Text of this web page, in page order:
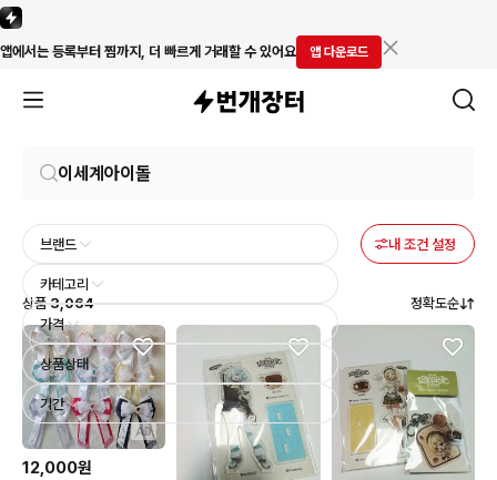
앱에서는 등록부터 찜까지, 더 빠르게 거래할 수 있어요 앱 다운로드
브랜드
카테고리
가격
상품상태
기간
내 조건 설정
상품 3,064 정확도순
AD
12,000원